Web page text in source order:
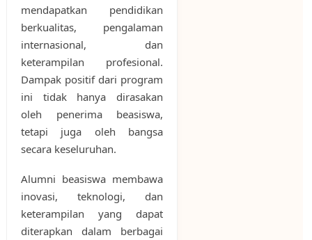
mendapatkan pendidikan
berkualitas, pengalaman
internasional, dan
keterampilan profesional.
Dampak positif dari program
ini tidak hanya dirasakan
oleh penerima beasiswa,
tetapi juga oleh bangsa
secara keseluruhan.
Alumni beasiswa membawa
inovasi, teknologi, dan
keterampilan yang dapat
diterapkan dalam berbagai